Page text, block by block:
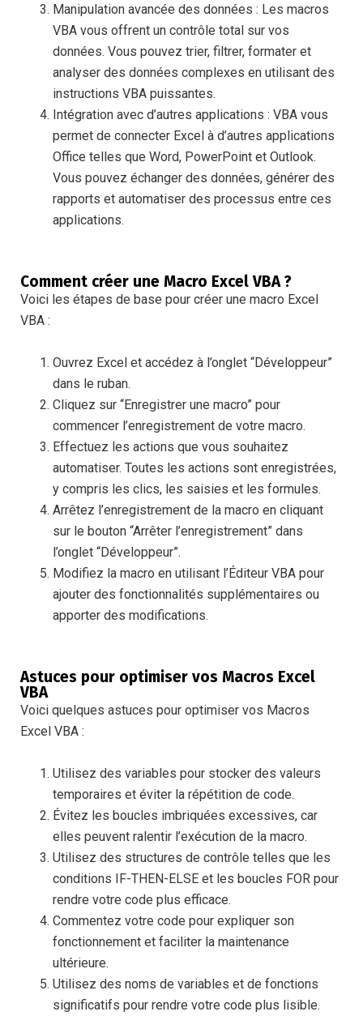
Manipulation avancée des données : Les macros
VBA vous offrent un contrôle total sur vos
données. Vous pouvez trier, filtrer, formater et
analyser des données complexes en utilisant des
instructions VBA puissantes.
Intégration avec d’autres applications : VBA vous
permet de connecter Excel à d’autres applications
Office telles que Word, PowerPoint et Outlook.
Vous pouvez échanger des données, générer des
rapports et automatiser des processus entre ces
applications.
Comment créer une Macro Excel VBA ?
Voici les étapes de base pour créer une macro Excel
VBA :
Ouvrez Excel et accédez à l’onglet “Développeur”
dans le ruban.
Cliquez sur “Enregistrer une macro” pour
commencer l’enregistrement de votre macro.
Effectuez les actions que vous souhaitez
automatiser. Toutes les actions sont enregistrées,
y compris les clics, les saisies et les formules.
Arrêtez l’enregistrement de la macro en cliquant
sur le bouton “Arrêter l’enregistrement” dans
l’onglet “Développeur”.
Modifiez la macro en utilisant l’Éditeur VBA pour
ajouter des fonctionnalités supplémentaires ou
apporter des modifications.
Astuces pour optimiser vos Macros Excel
VBA
Voici quelques astuces pour optimiser vos Macros
Excel VBA :
Utilisez des variables pour stocker des valeurs
temporaires et éviter la répétition de code.
Évitez les boucles imbriquées excessives, car
elles peuvent ralentir l’exécution de la macro.
Utilisez des structures de contrôle telles que les
conditions IF-THEN-ELSE et les boucles FOR pour
rendre votre code plus efficace.
Commentez votre code pour expliquer son
fonctionnement et faciliter la maintenance
ultérieure.
Utilisez des noms de variables et de fonctions
significatifs pour rendre votre code plus lisible.